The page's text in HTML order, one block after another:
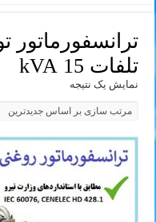
ترانسفورماتور
تلفات 15 kVA
نمایش یک نتیجه